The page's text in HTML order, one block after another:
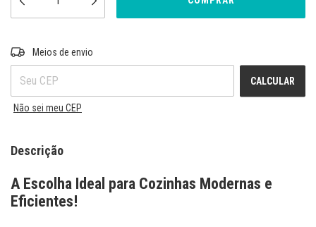
Entregas para o CEP:
Meios de envio
CALCULAR
Não sei meu CEP
Descrição
A Escolha Ideal para Cozinhas Modernas e
Eficientes!